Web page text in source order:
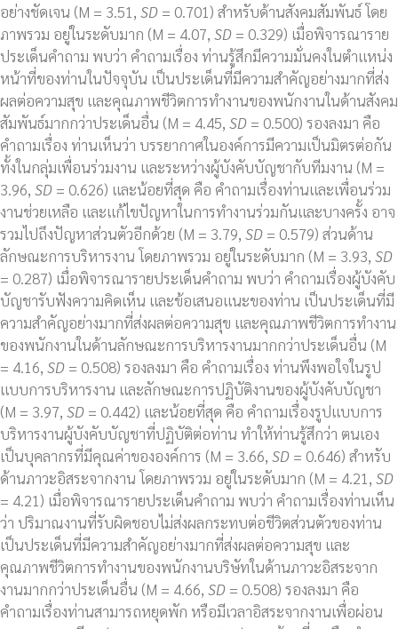
อย่างชัดเจน (M = 3.51, SD = 0.701) สำหรับด้านสังคมสัมพันธ์ โดย
ภาพรวม อยู่ในระดับมาก (M = 4.07, SD = 0.329) เมื่อพิจารณาราย
ประเด็นคำถาม พบว่า คำถามเรื่อง ท่านรู้สึกมีความมั่นคงในตำแหน่ง
หน้าที่ของท่านในปัจจุบัน เป็นประเด็นที่มีความสำคัญอย่างมากที่ส่ง
ผลต่อความสุข และคุณภาพชีวิตการทำงานของพนักงานในด้านสังคม
สัมพันธ์มากกว่าประเด็นอื่น (M = 4.45, SD = 0.500) รองลงมา คือ
คำถามเรื่อง ท่านเห็นว่า บรรยากาศในองค์การมีความเป็นมิตรต่อกัน
ทั้งในกลุ่มเพื่อนร่วมงาน และระหว่างผู้บังคับบัญชากับทีมงาน (M =
3.96, SD = 0.626) และน้อยที่สุด คือ คำถามเรื่องท่านและเพื่อนร่วม
งานช่วยเหลือ และแก้ไขปัญหาในการทำงานร่วมกันและบางครั้ง อาจ
รวมไปถึงปัญหาส่วนตัวอีกด้วย (M = 3.79, SD = 0.579) ส่วนด้าน
ลักษณะการบริหารงาน โดยภาพรวม อยู่ในระดับมาก (M = 3.93, SD
= 0.287) เมื่อพิจารณารายประเด็นคำถาม พบว่า คำถามเรื่องผู้บังคับ
บัญชารับฟังความคิดเห็น และข้อเสนอแนะของท่าน เป็นประเด็นที่มี
ความสำคัญอย่างมากที่ส่งผลต่อความสุข และคุณภาพชีวิตการทำงาน
ของพนักงานในด้านลักษณะการบริหารงานมากกว่าประเด็นอื่น (M
= 4.16, SD = 0.508) รองลงมา คือ คำถามเรื่อง ท่านพึงพอใจในรูป
แบบการบริหารงาน และลักษณะการปฏิบัติงานของผู้บังคับบัญชา
(M = 3.97, SD = 0.442) และน้อยที่สุด คือ คำถามเรื่องรูปแบบการ
บริหารงานผู้บังคับบัญชาที่ปฏิบัติต่อท่าน ทำให้ท่านรู้สึกว่า ตนเอง
เป็นบุคลากรที่มีคุณค่าขององค์การ (M = 3.66, SD = 0.646) สำหรับ
ด้านภาวะอิสระจากงาน โดยภาพรวม อยู่ในระดับมาก (M = 4.21, SD
= 4.21) เมื่อพิจารณารายประเด็นคำถาม พบว่า คำถามเรื่องท่านเห็น
ว่า ปริมาณงานที่รับผิดชอบไม่ส่งผลกระทบต่อชีวิตส่วนตัวของท่าน
เป็นประเด็นที่มีความสำคัญอย่างมากที่ส่งผลต่อความสุข และ
คุณภาพชีวิตการทำงานของพนักงานบริษัทในด้านภาวะอิสระจาก
งานมากกว่าประเด็นอื่น (M = 4.66, SD = 0.508) รองลงมา คือ
คำถามเรื่องท่านสามารถหยุดพัก หรือมีเวลาอิสระจากงานเพื่อผ่อน